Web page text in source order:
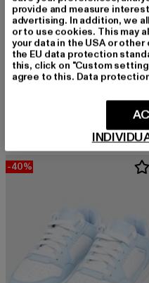
K1X
Derzeitiger Preis: 47,99 EUR
-40%
provide and measure
advertising. In addition, we
or to use cookies. This may
your data in the USA or
the EU data protection
this, click on "Custom
agree to this. Data